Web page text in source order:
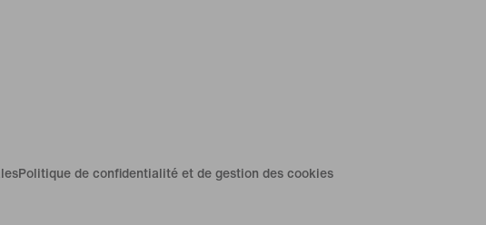
Politique de confidentialité et de gestion des cookies